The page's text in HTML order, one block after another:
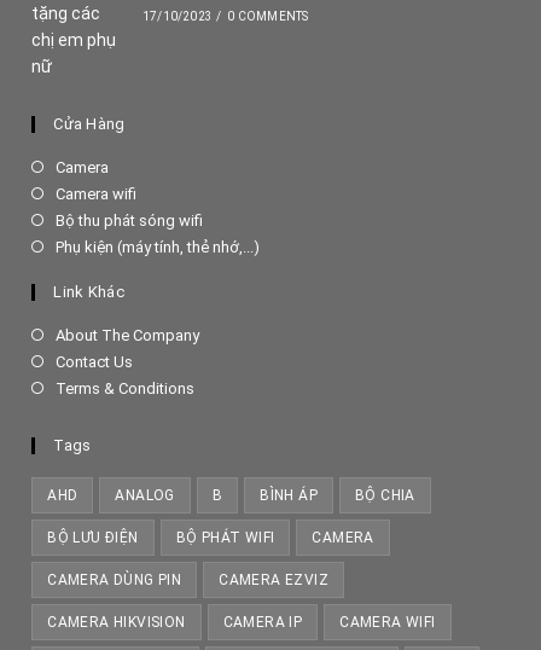
17/10/2023 / 0 COMMENTS
Cửa Hàng
Camera
in
new
tab
Camera wifi
in
new
Bộ thu phát sóng wifi
in
Phụ kiện (máy tính, thẻ nhớ,...)
Link Khác
About The Company
Contact Us
Terms & Conditions
Tags
AHD ANALOG B BÌNH ÁP BỘ CHIA
BỘ LƯU ĐIỆN BỘ PHÁT WIFI CAMERA
CAMERA DÙNG PIN CAMERA EZVIZ
CAMERA HIKVISION CAMERA IP CAMERA WIFI